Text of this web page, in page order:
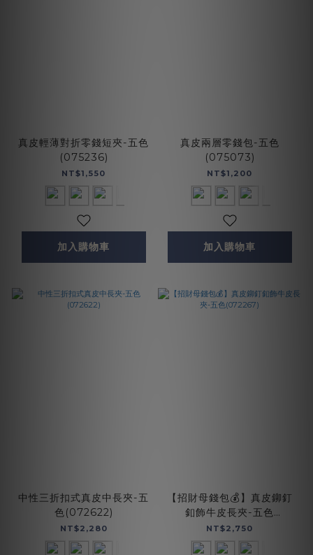
真皮輕薄對折零錢短夾-五色
(075236)
NT$1,550
加入購物車
真皮兩層零錢包-五色
(075073)
NT$1,200
加入購物車
中性三折扣式真皮中長夾-五
色(072622)
NT$2,280
【招財母錢包💰】真皮鉚釘
釦飾牛皮長夾-五色
(072267)
NT$2,750